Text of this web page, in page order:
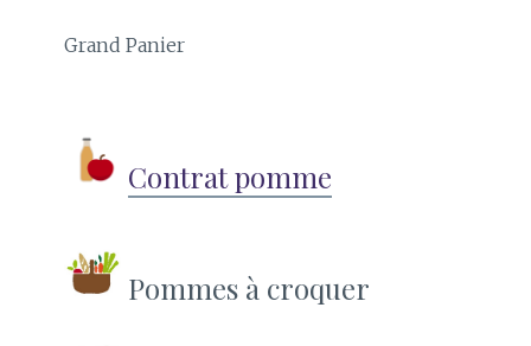
Grand Panier
Contrat pomme
Pommes à croquer